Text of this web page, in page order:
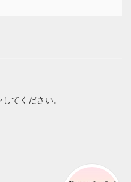
してください。